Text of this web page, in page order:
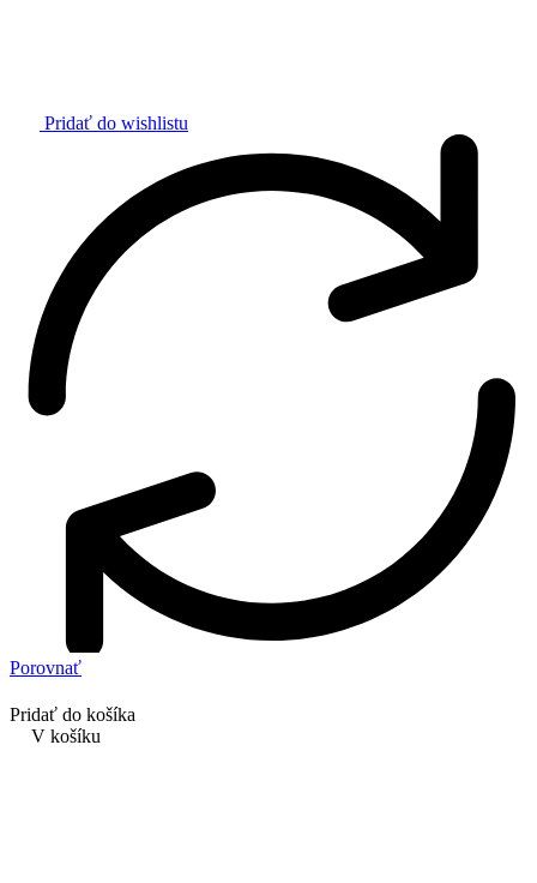
Pridať do wishlistu
Porovnať
Pridať do košíka
V košíku